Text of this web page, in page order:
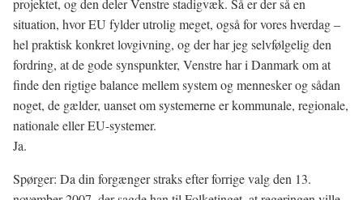
projektet, og den deler Venstre stadigvæk. Så er der så en
situation, hvor EU fylder utrolig meget, også for vores hverdag –
hel praktisk konkret lovgivning, og der har jeg selvfølgelig den
fordring, at de gode synspunkter, Venstre har i Danmark om at
finde den rigtige balance mellem system og mennesker og sådan
noget, de gælder, uanset om systemerne er kommunale, regionale,
nationale eller EU-systemer.
Ja.
Spørger: Da din forgænger straks efter forrige valg den 13.